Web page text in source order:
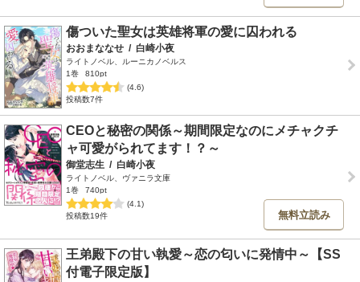
傷ついた聖女は英雄将軍の愛に囚われる
おおまななせ / 白崎小夜
ライトノベル、ルーニカノベルス
1巻
810pt
(4.6)
投稿数7件
CEOと秘密の関係～期間限定なのにメチャクチ
ャ可愛がられてます！？～
御堂志生 / 白崎小夜
ライトノベル、ヴァニラ文庫
1巻
740pt
(4.1)
投稿数19件
無料立読み
王弟殿下の甘い執愛～恋の匂いに発情中～【SS
付電子限定版】